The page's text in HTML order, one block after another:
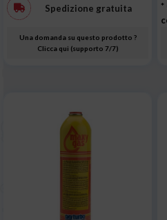
Spedizione gratuita
Una domanda su questo prodotto ?
Clicca qui (supporto 7/7)
*